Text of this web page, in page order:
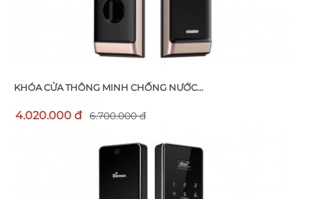
KHÓA CỬA THÔNG MINH CHỐNG NƯỚC...
4.020.000 đ 6.700.000 đ